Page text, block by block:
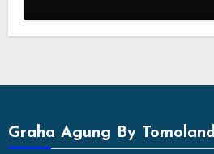
Graha Agung By Tomoland